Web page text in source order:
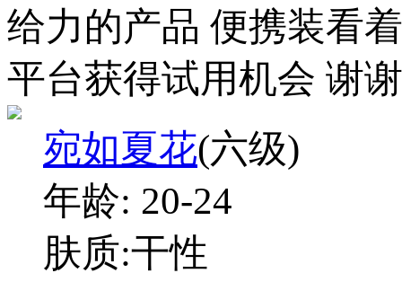
给力的产品 便携装看
平台获得试用机会 谢谢
宛如夏花(六级)
年龄: 20-24
肤质:干性